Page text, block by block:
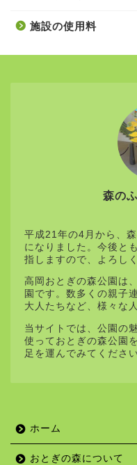
施設の使用料
森の
平成21年の4月から、
になりました。今後と
指しますので、よろし
高岡おとぎの森公園は
園です。数多くの親子
大人たちなど、様々な
当サイトでは、公園の
使っておとぎの森公園
足を運んでみてください
ホーム
おとぎの森について